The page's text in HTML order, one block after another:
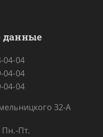
данные
04-04
04-04
04-04
32-А
Пн.-Пт.